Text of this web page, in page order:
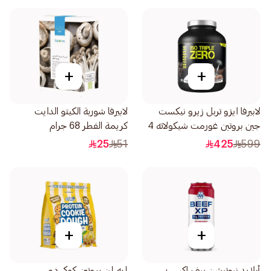
+
لابيرفا ايزو تربل زيرو نيكست
جين بروتين غورمت شيكولاته 4
باوند
599
425
+
لابيرفا شوربة الكيتو الدايت
كريمة الفطر 68 جرام
51
25
+
+